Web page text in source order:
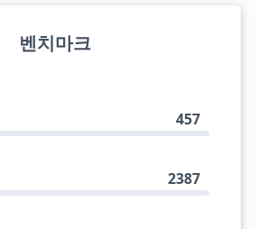
벤치마크
457
2387